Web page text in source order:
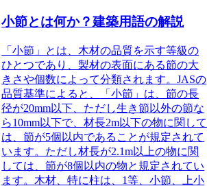
小節とは何か？建築用語の解説
「小節」とは 、木材の品質を示す等級の
ひとつであり、製材の表面にある節の大
きさや個数によって分類されます。JASの
品質基準によると、
「小節」は、節の長
径が20mm以下、ただし生き節以外の節な
ら10mm以下で、材長2m以下の物に関して
は、節が5個以内であることが規定されて
います。ただし材長が2.1m以上の物に関
しては、節が8個以内の物と規定されてい
ます。 木材、特に柱は、1等、小節、上小